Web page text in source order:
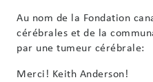
Au nom de la Fondation
cérébrales et de la
par une tumeur cérébrale:
Merci! Keith Anderson!